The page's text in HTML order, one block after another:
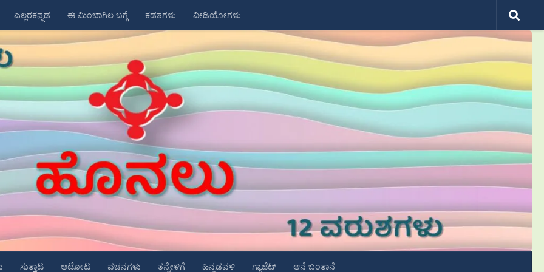
ಎಲ್ಲರಕನ್ನಡ ಈ ಮಿಂಬಾಗಿಲ ಬಗ್ಗೆ ಕಡತಗಳು ವೀಡಿಯೋಗಳು
ಸುತ್ತಾಟ ಆಟೋಟ ವಚನಗಳು ತನ್ನೇಳಿಗೆ ಹಿನ್ನಡವಳಿ ಗ್ಯಾಜೆಟ್ ಆನೆ ಬಂತಾನೆ